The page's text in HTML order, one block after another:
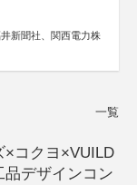
新聞社、関西電力株
一覧
×コクヨ×VUILD
品デザインコン